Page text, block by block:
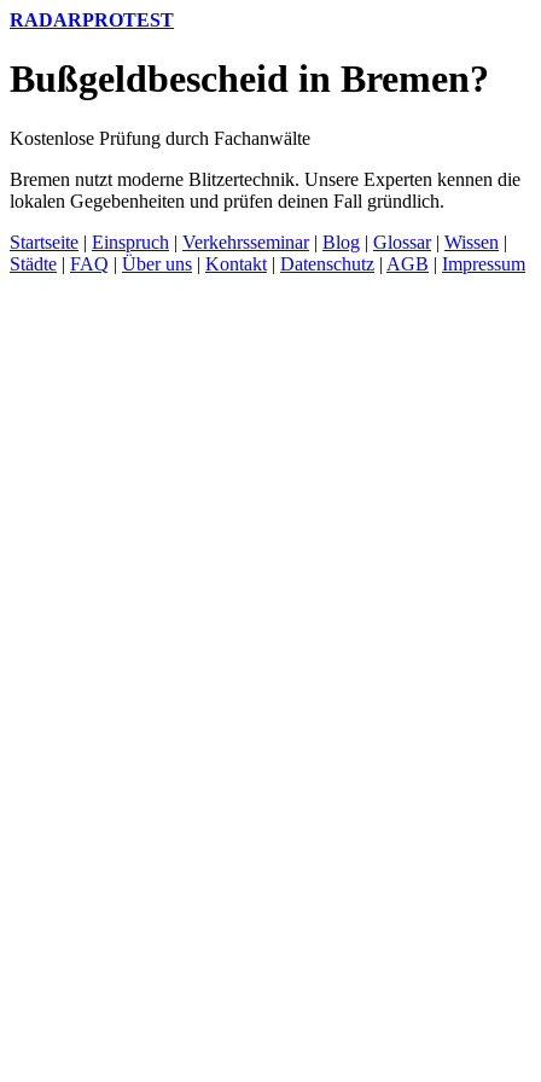
RADARPROTEST
Bußgeldbescheid in Bremen?
Kostenlose Prüfung durch Fachanwälte
Bremen nutzt moderne Blitzertechnik. Unsere Experten kennen die
lokalen Gegebenheiten und prüfen deinen Fall gründlich.
Startseite | Einspruch | Verkehrsseminar| Blog | Glossar| Wissen |
Städte | FAQ | Über uns | Kontakt | Datenschutz | AGB | Impressum